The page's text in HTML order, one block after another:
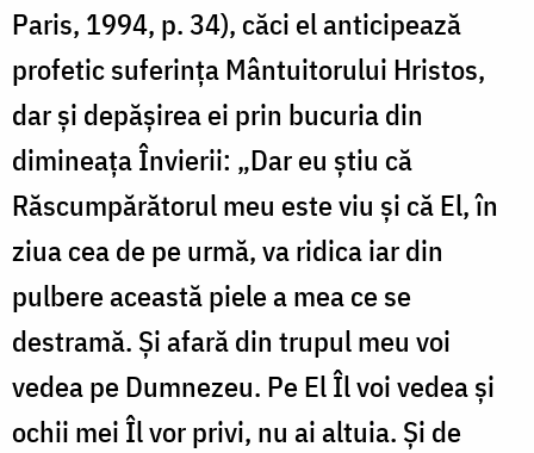
Paris, 1994, p. 34), căci el anticipează
profetic suferința Mântuitorului Hristos,
dar și depășirea ei prin bucuria din
dimineața Învierii: „Dar eu ştiu că
Răscumpărătorul meu este viu şi că El, în
ziua cea de pe urmă, va ridica iar din
pulbere această piele a mea ce se
destramă. Şi afară din trupul meu voi
vedea pe Dumnezeu. Pe El Îl voi vedea şi
ochii mei Îl vor privi, nu ai altuia. Şi de